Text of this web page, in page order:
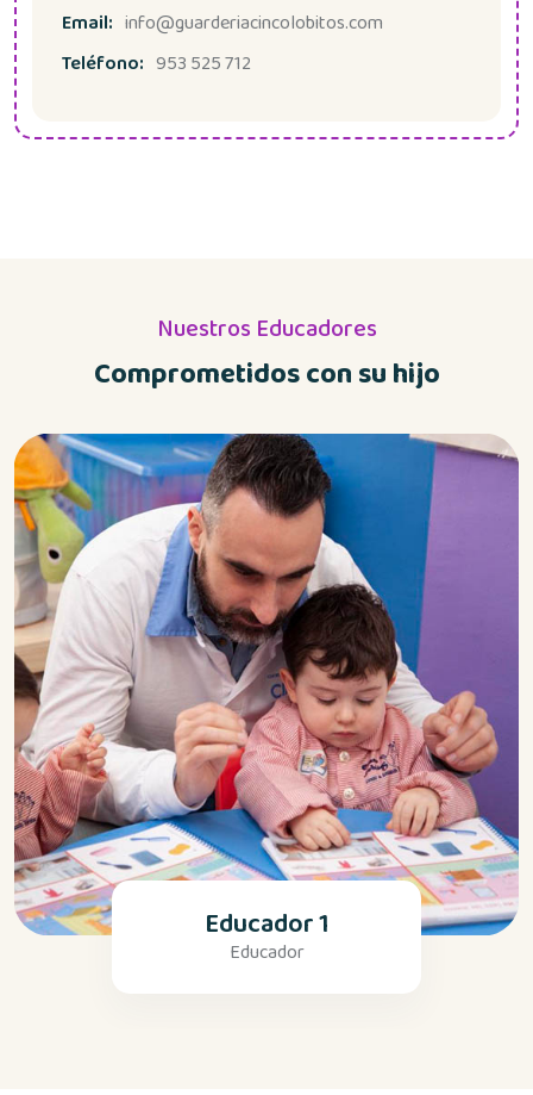
Email: info@guarderiacincolobitos.com
Teléfono: 953 525 712
Nuestros Educadores
Comprometidos con su hijo
Educador 1
Educador